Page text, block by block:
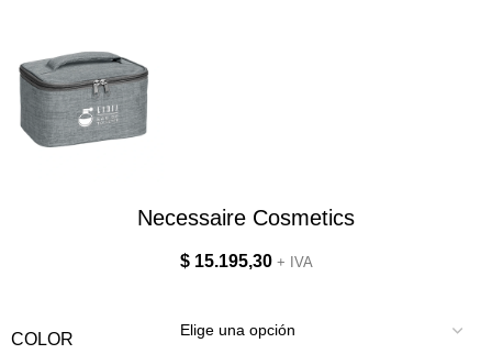
Necessaire Cosmetics
$15.195,30 + IVA
COLOR